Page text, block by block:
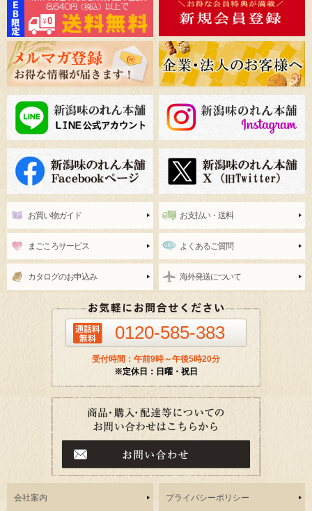
お買い物ガイド お支払い・送料
まごころサービス よくあるご質問
カタログのお申込み 海外発送について
0120-585-383
受付時間：午前9時～午後5時20分
※定休日：日曜・祝日
会社案内 プライバシーポリシー